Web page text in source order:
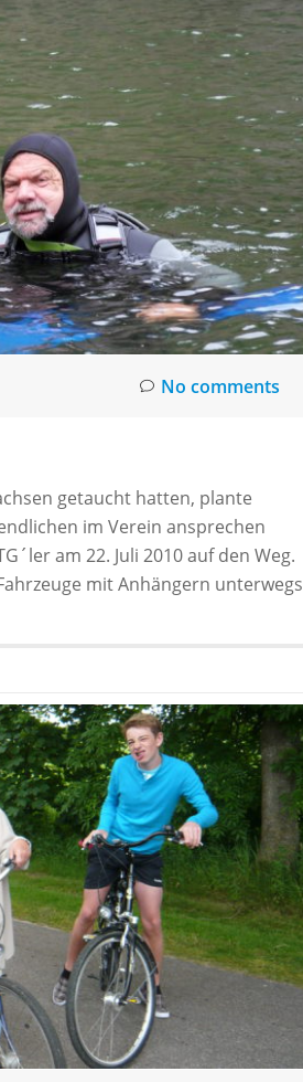
No comments
getaucht hatten, plante
im Verein ansprechen
am 22. Juli 2010 auf den Weg.
mit Anhängern unterwegs